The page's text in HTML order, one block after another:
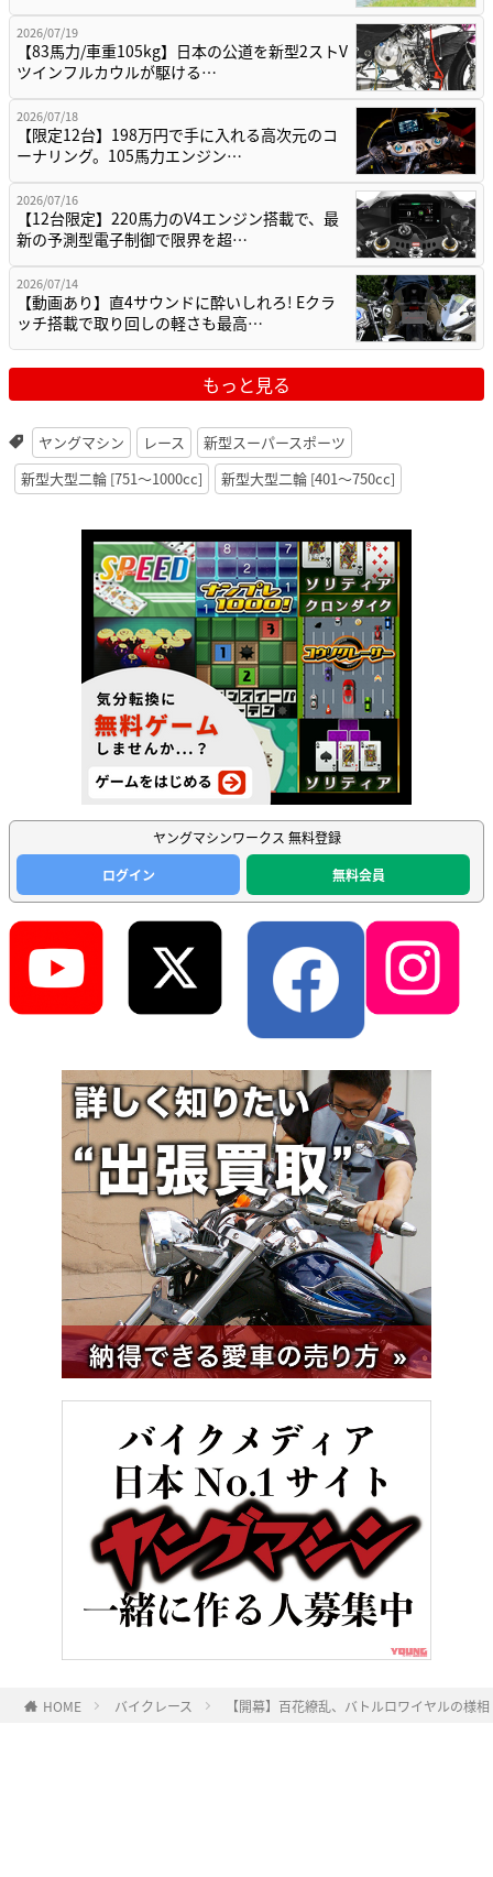
2026/07/19
【83馬力/車重105kg】日本の公道を新型2ストV
ツインフルカウルが駆ける…
2026/07/18
【限定12台】198万円で手に入れる高次元のコ
ーナリング。105馬力エンジン…
2026/07/16
【12台限定】220馬力のV4エンジン搭載で、最
新の予測型電子制御で限界を超…
2026/07/14
【動画あり】直4サウンドに酔いしれろ! Eクラ
ッチ搭載で取り回しの軽さも最高…
もっと見る
ヤングマシン レース
新型スーパースポーツ
新型大型二輪 [751〜1000cc]
新型大型二輪 [401〜750cc]
ヤングマシンワークス 無料登録
ログイン
無料会員
HOME バイクレース 【開幕】百花繚乱、バトルロワイヤルの様